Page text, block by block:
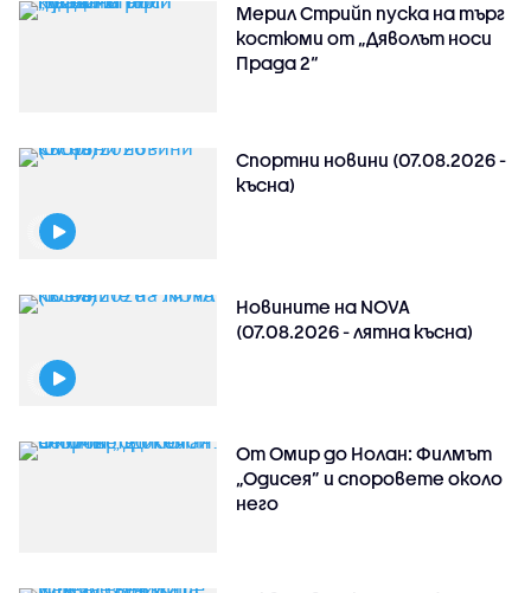
Мерил Стрийп пуска на търг
костюми от „Дяволът носи
Прада 2“
Спортни новини (07.08.2026 -
късна)
Новините на NOVA
(07.08.2026 - лятна късна)
От Омир до Нолан: Филмът
„Одисея” и споровете около
него